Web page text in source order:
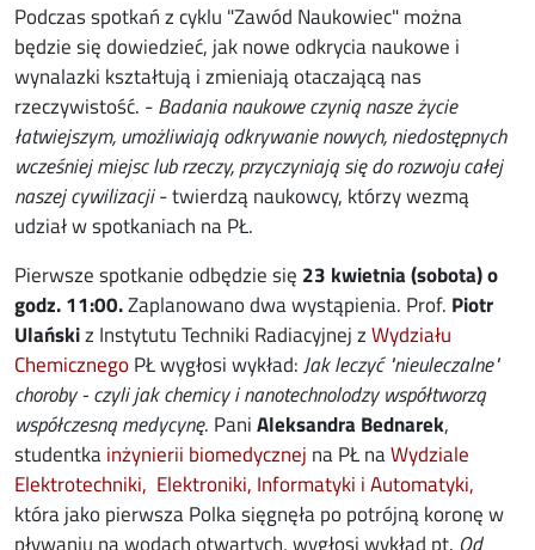
Podczas spotkań z cyklu "Zawód Naukowiec" można
będzie się dowiedzieć, jak nowe odkrycia naukowe i
wynalazki kształtują i zmieniają otaczającą nas
rzeczywistość. -Badania naukowe czynią nasze życie
łatwiejszym, umożliwiają odkrywanie nowych, niedostępnych
wcześniej miejsc lub rzeczy, przyczyniają się do rozwoju całej
naszej cywilizacji- twierdzą naukowcy, którzy wezmą
udział w spotkaniach na PŁ.
Pierwsze spotkanie odbędzie się 23 kwietnia (sobota) o
godz. 11:00.Zaplanowano dwa wystąpienia. Prof. Piotr
Ulańskiz Instytutu Techniki Radiacyjnej zWydziału
ChemicznegoPŁ wygłosi wykład:Jak leczyć "nieuleczalne"
choroby - czyli jak chemicy i nanotechnolodzy współtworzą
współczesną medycynę. PaniAleksandra Bednarek,
studentkainżynierii biomedycznej na PŁ naWydziale
Elektrotechniki, Elektroniki, Informatyki i Automatyki,
która jako pierwsza Polka sięgnęła po potrójną koronę w